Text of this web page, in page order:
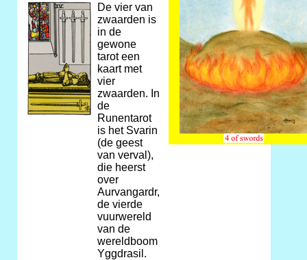
De vier van
zwaarden is
in de
gewone
tarot een
kaart met
vier
zwaarden. In
de
Runentarot
is het Svarin
(de geest
van verval),
die heerst
over
Aurvangardr,
de vierde
vuurwereld
van de
wereldboom
Yggdrasil.